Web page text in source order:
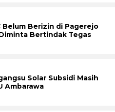
Belum Berizin di Pagerejo
Bertindak Tegas
Solar Subsidi Masih
Ambarawa